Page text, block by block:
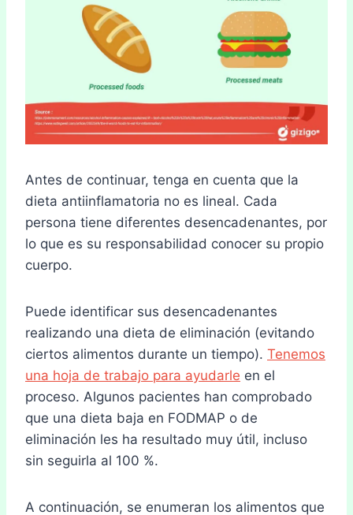
Antes de continuar, tenga en cuenta que la
dieta antiinflamatoria no es lineal. Cada
persona tiene diferentes desencadenantes, por
lo que es su responsabilidad conocer su propio
cuerpo.
Puede identificar sus desencadenantes
realizando una dieta de eliminación (evitando
ciertos alimentos durante un tiempo). Tenemos
una hoja de trabajo para ayudarle en el
proceso. Algunos pacientes han comprobado
que una dieta baja en FODMAP o de
eliminación les ha resultado muy útil, incluso
sin seguirla al 100 %.
A continuación, se enumeran los alimentos que